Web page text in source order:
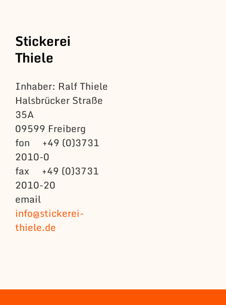
Stickerei
Thiele
Inhaber: Ralf Thiele
Halsbrücker Straße
35A
09599 Freiberg
fon +49 (0)3731
2010-0
fax +49 (0)3731
2010-20
email
info@stickerei-
thiele.de